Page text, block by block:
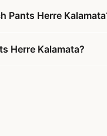
Pants Herre
Herre Kalamata?